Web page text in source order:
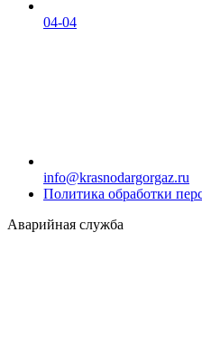
04-04
info@krasnodargorgaz.ru
Политика обработки
Аварийная служба